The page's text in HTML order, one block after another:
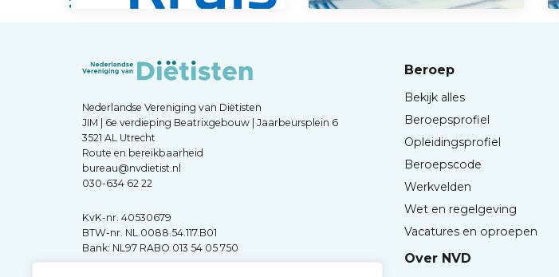
Nederlandse Vereniging van Diëtisten
JIM | 6e verdieping Beatrixgebouw | Jaarbeursplein 6
3521 AL Utrecht
Route en bereikbaarheid
bureau@nvdietist.nl
030-634 62 22
KvK-nr. 40530679
BTW-nr. NL.0088.54.117.B01
Bank: NL97 RABO 013 54 05 750
Beroep
Bekijk alles
Beroepsprofiel
Opleidingsprofiel
Beroepscode
Werkvelden
Wet en regelgeving
Vacatures en oproepen
Over NVD